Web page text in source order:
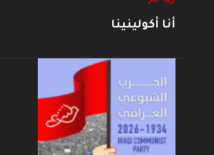
أنا أكولينينا